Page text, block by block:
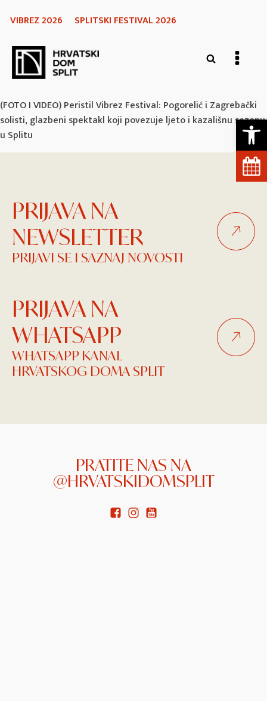
VIBREZ 2026 SPLITSKI FESTIVAL 2026
(FOTO I VIDEO) Peristil Vibrez Festival: Pogorelić i Zagrebački
solisti, glazbeni spektakl koji povezuje ljeto i kazališnu sezonu
u Splitu
PRIJAVA NA
NEWSLETTER
PRIJAVI SE I SAZNAJ NOVOSTI
PRIJAVA NA
WHATSAPP
WHATSAPP KANAL
HRVATSKOG DOMA SPLIT
PRATITE NAS NA
@HRVATSKIDOMSPLIT